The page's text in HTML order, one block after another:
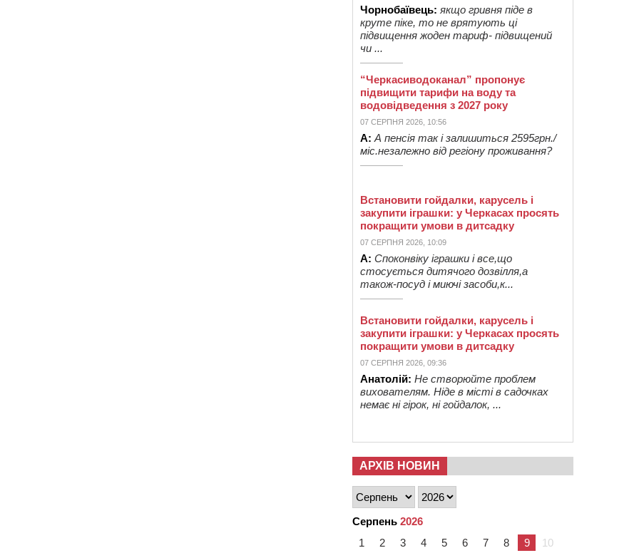
Чорнобаївець: якщо гривня піде в
круте піке, то не врятують ці
підвищення жоден тариф- підвищений
чи ...
“Черкасиводоканал” пропонує
підвищити тарифи на воду та
водовідведення з 2027 року
07 СЕРПНЯ 2026, 10:56
А: А пенсія так і залишиться 2595грн./
міс.незалежно від регіону проживання?
Встановити гойдалки, карусель і
закупити іграшки: у Черкасах просять
покращити умови в дитсадку
07 СЕРПНЯ 2026, 10:09
А: Споконвіку іграшки і все,що
стосується дитячого дозвілля,а
також-посуд і миючі засоби,к...
Встановити гойдалки, карусель і
закупити іграшки: у Черкасах просять
покращити умови в дитсадку
07 СЕРПНЯ 2026, 09:36
Анатолій: Не створюйте проблем
вихователям. Ніде в місті в садочках
немає ні гірок, ні гойдалок, ...
АРХІВ НОВИН
Серпень 2026
1
2 3 4 5 6 7 8 9 10